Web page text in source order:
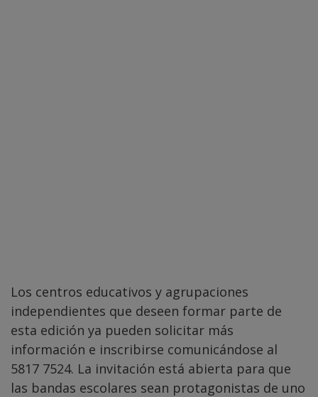
Los centros educativos y agrupaciones
independientes que deseen formar parte de
esta edición ya pueden solicitar más
información e inscribirse comunicándose al
5817 7524. La invitación está abierta para que
las bandas escolares sean protagonistas de uno